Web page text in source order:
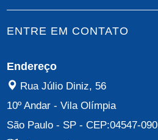
ENTRE EM CONTATO
Endereço
Rua Júlio Diniz, 56
10º Andar -Vila Olímpia
São Paulo - SP - CEP:04547-090